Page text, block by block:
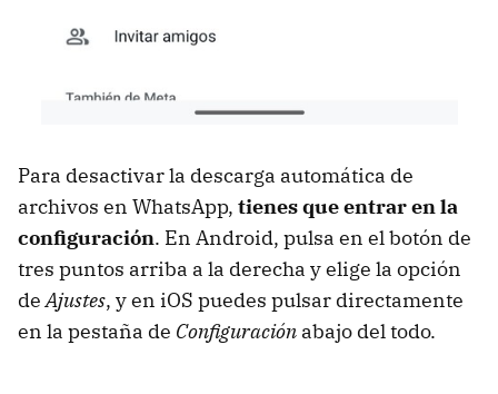
Para desactivar la descarga automática de
archivos en WhatsApp, tienes que entrar en la
configuración. En Android, pulsa en el botón de
tres puntos arriba a la derecha y elige la opción
deAjustes, y en iOS puedes pulsar directamente
en la pestaña de Configuración abajo del todo.